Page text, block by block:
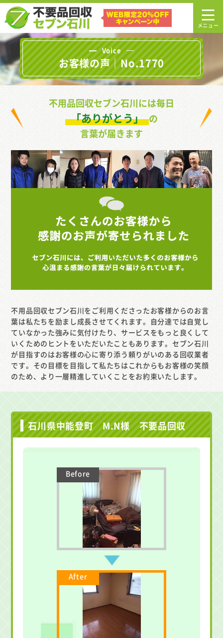
Voice
お客様の声｜No.1770
不用品回収セブン石川には毎日
「ありがとう」 の
言葉が届きます
不用品回収セブン石川をご利用くださったお客様からのお言
葉は私たちを励まし成長させてくれます。自分達では自覚し
ていなかった強みに気付けたり、サービスをもっと良くして
いくためのヒントをいただいたこともあります。セブン石川
が目指すのはお客様の心に寄り添う頼りがいのある回収業者
です。その目標を目指して私たちはこれからもお客様の笑顔
のため、より一層精進していくことをお約束いたします。
石川県中能登町 M.N様 不要品回収